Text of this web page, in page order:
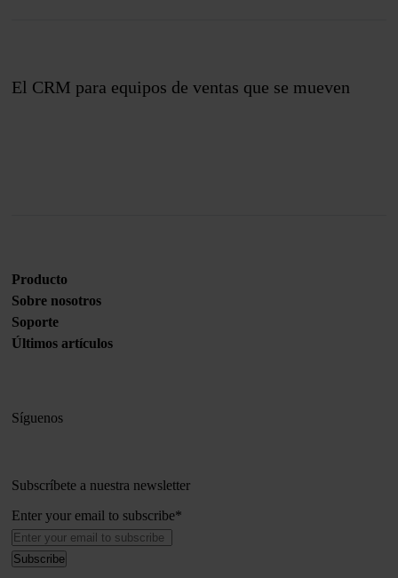
El CRM para equipos de ventas que se mueven
Producto
Sobre nosotros
Soporte
Últimos artículos
Síguenos
Subscríbete a nuestra newsletter
Enter your email to subscribe*